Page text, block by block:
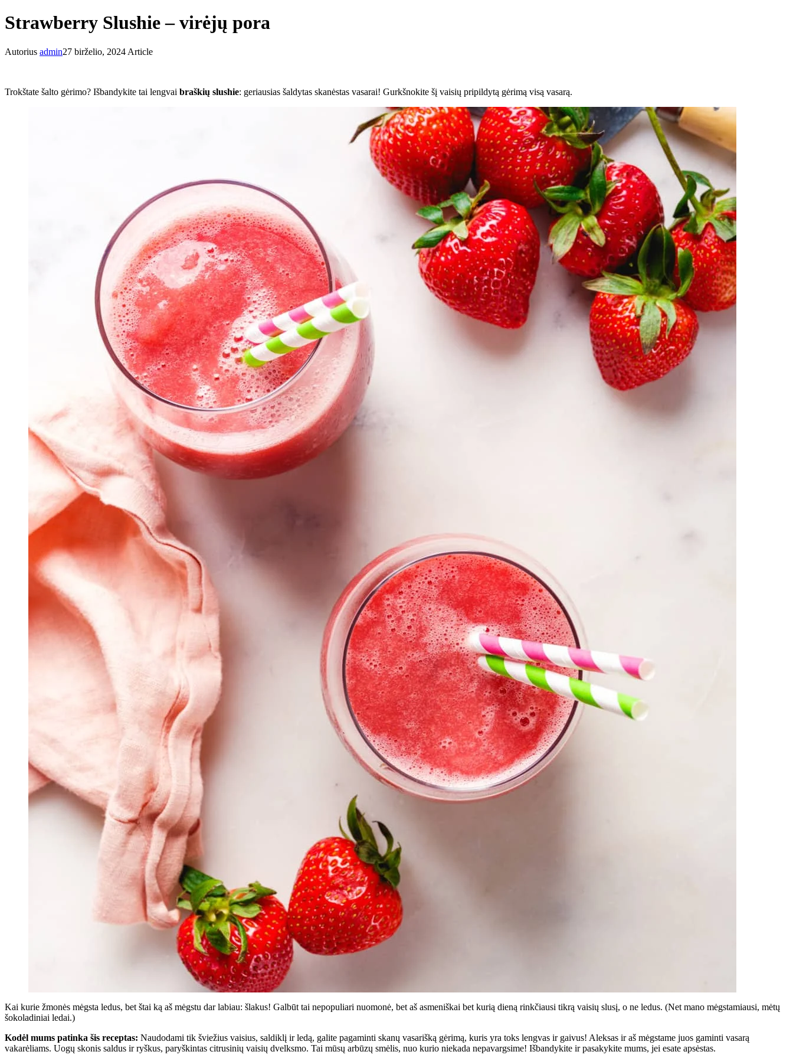
Strawberry Slushie – virėjų pora
Autorius admin27 birželio, 2024 Article
Trokštate šalto gėrimo? Išbandykite tai lengvai braškių slushie: geriausias šaldytas skanėstas vasarai! Gurkšnokite šį vaisių pripildytą gėrimą visą vasarą.
Kai kurie žmonės mėgsta ledus, bet štai ką aš mėgstu dar labiau: šlakus! Galbūt tai nepopuliari nuomonė, bet aš asmeniškai bet kurią dieną rinkčiausi tikrą vaisių slusį, o ne ledus. (Net mano mėgstamiausi, mėtų
šokoladiniai ledai.)
Kodėl mums patinka šis receptas: Naudodami tik šviežius vaisius, saldiklį ir ledą, galite pagaminti skanų vasarišką gėrimą, kuris yra toks lengvas ir gaivus! Aleksas ir aš mėgstame juos gaminti vasarą
vakarėliams. Uogų skonis saldus ir ryškus, paryškintas citrusinių vaisių dvelksmo. Tai mūsų arbūzų smėlis, nuo kurio niekada nepavargsime! Išbandykite ir pasakykite mums, jei esate apsėstas.